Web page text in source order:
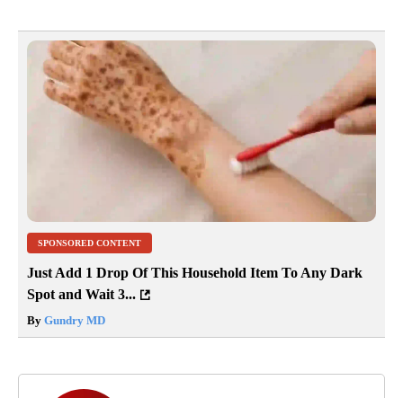
SPONSORED CONTENT
Just Add 1 Drop Of This Household Item To Any Dark
Spot and Wait 3...
By Gundry MD